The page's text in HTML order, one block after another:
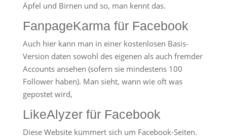
Äpfel und Birnen und so, man kennt das.
FanpageKarmafür Facebook
Auch hier kann man in einer kostenlosen Basis-
Version daten sowohl des eigenen als auch fremder
Accounts ansehen (sofern sie mindestens 100
Follower haben). Man sieht, wann wie oft was
gepostet wird,
LikeAlyzerfür Facebook
Diese Website kümmert sich um Facebook-Seiten.